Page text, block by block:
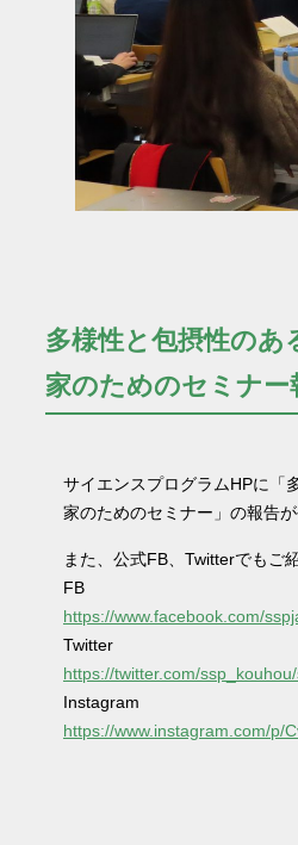
多様性と包摂性の
家のためのセミナー
サイエンスプログラムHPに「
家のためのセミナー」の報告が
また、公式FB、Twitterでもご
FB
https://www.facebook.com/
Twitter
https://twitter.com/
Instagram
https://www.instagram.com/p/